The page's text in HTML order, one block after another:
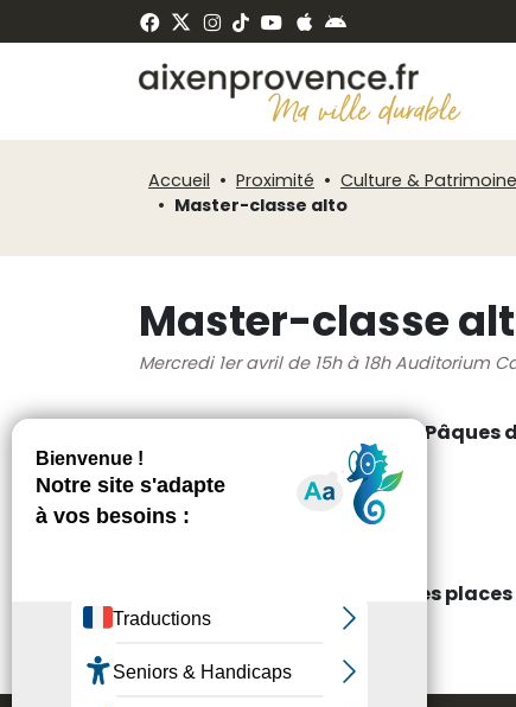
Accueil Proximité Culture & Patrimoine
Master-classe alto
Master-classe
Mercredi 1er avril de 15h à 18h Auditorium
Dans le cadre du Festival de Pâques
Master-classe
Gérard Caussé, alto
Entrée libre, dans la limite des
de
Panneau de gestion des cookies